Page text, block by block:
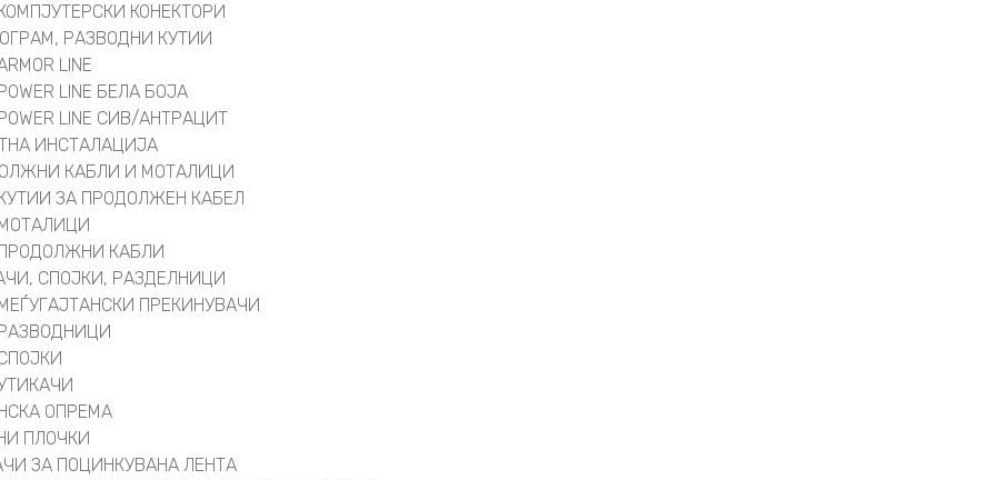
КОНЕКТОРИ
РАЗВОДНИ КУТИИ
LINE
LINE БЕЛА БОЈА
LINE СИВ/АНТРАЦИТ
ИНСТАЛАЦИЈА
КАБЛИ И МОТАЛИЦИ
ЗА ПРОДОЛЖЕН КАБЕЛ
КАБЛИ
СПОЈКИ, РАЗДЕЛНИЦИ
ПРЕКИНУВАЧИ
ОПРЕМА
ПЛОЧКИ
ЗА ПОЦИНКУВАНА ЛЕНТА